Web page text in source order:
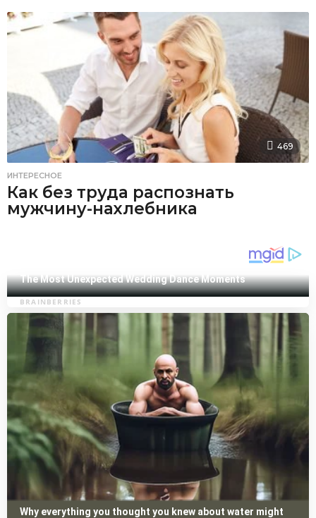
469
ИНТЕРЕСНОЕ
Как без труда распознать
мужчину-нахлебника